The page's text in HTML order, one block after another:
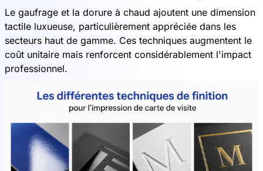
Le gaufrage et la dorure à chaud ajoutent une dimension
tactile luxueuse, particulièrement appréciée dans les
secteurs haut de gamme. Ces techniques augmentent le
coût unitaire mais renforcent considérablement l'impact
professionnel.